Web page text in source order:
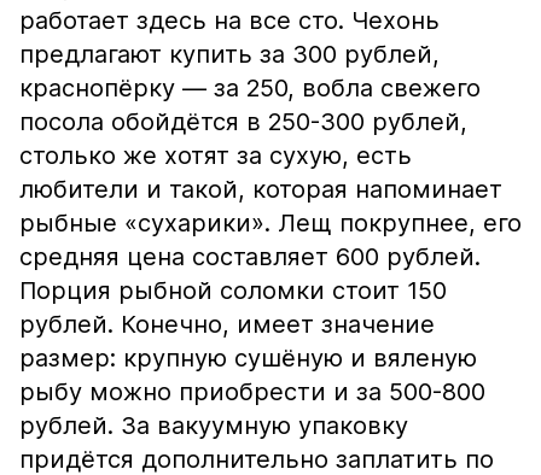
работает здесь на все сто. Чехонь
предлагают купить за 300 рублей,
краснопёрку — за 250, вобла свежего
посола обойдётся в 250-300 рублей,
столько же хотят за сухую, есть
любители и такой, которая напоминает
рыбные «сухарики». Лещ покрупнее, его
средняя цена составляет 600 рублей.
Порция рыбной соломки стоит 150
рублей. Конечно, имеет значение
размер: крупную сушёную и вяленую
рыбу можно приобрести и за 500-800
рублей. За вакуумную упаковку
придётся дополнительно заплатить по